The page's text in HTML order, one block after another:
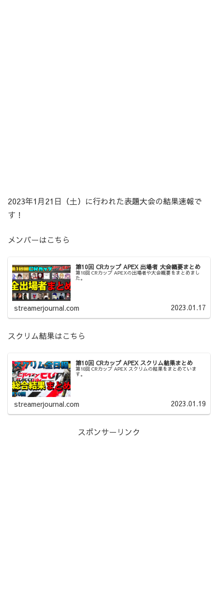
2023年1月21日（土）に行われた表題大会の結果速報で
す！
メンバーはこちら
第10回 CRカップ APEX 出場者 大会概要まとめ
第10回 CRカップ APEXの出場者や大会概要をまとめまし
た。
streamerjournal.com 2023.01.17
スクリム結果はこちら
第10回 CRカップ APEX スクリム結果まとめ
第10回 CRカップ APEX スクリムの結果をまとめていま
す。
streamerjournal.com 2023.01.19
スポンサーリンク